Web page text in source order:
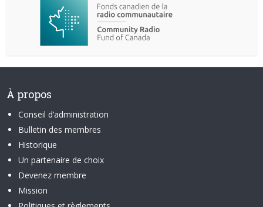
À propos
Conseil d’administration
Bulletin des membres
Historique
Un partenaire de choix
Devenez membre
Mission